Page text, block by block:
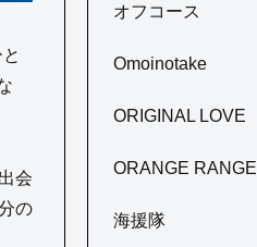
会
の
オフコース
Omoinotake
ORIGINAL LOVE
ORANGE RANGE
海援隊